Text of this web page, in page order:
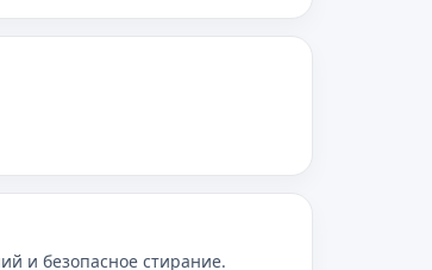
и безопасное стирание.